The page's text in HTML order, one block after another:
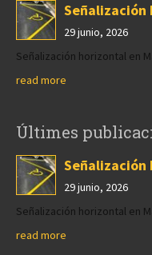
Señalización
29 junio, 2026
Señalización horizontal en
read more
Últimes
Señalización
29 junio, 2026
Señalización horizontal en
read more